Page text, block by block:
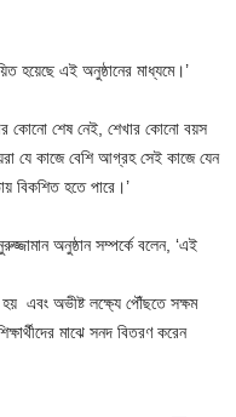
হয়েছে এই অনুষ্ঠানের মাধ্যমে।’
কোনো শেষ নেই, শেখার কোনো বয়স
যে কাজে বেশি আগ্রহ সেই কাজে যেন
বিকশিত হতে পারে।’
অনুষ্ঠান সম্পর্কে বলেন, ‘এই
এবং অভীষ্ট লক্ষ্যে পৌঁছতে সক্ষম
মাঝে সনদ বিতরণ করেন